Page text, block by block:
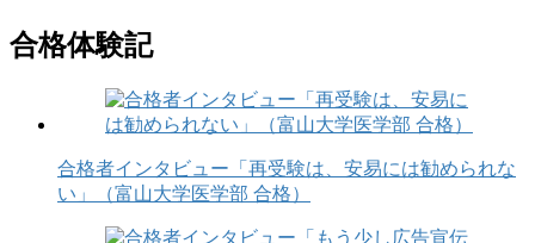
合格体験記
合格者インタビュー「再受験は、安易には勧められな
い」（富山大学医学部 合格）